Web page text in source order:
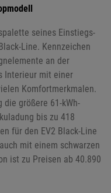
seines Einstiegs-
Line. Kennzeichen
an der
Interieur mit einer
Komfortmerkmalen.
die größere 61-kWh-
bis zu 418
für den EV2 Black-Line
mit einem schwarzen
ist zu Preisen ab 40.890